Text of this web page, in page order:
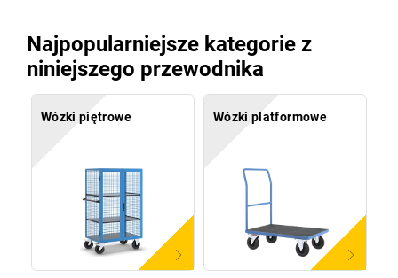
Najpopularniejsze kategorie z
niniejszego przewodnika
Wózki piętrowe Wózki platformowe